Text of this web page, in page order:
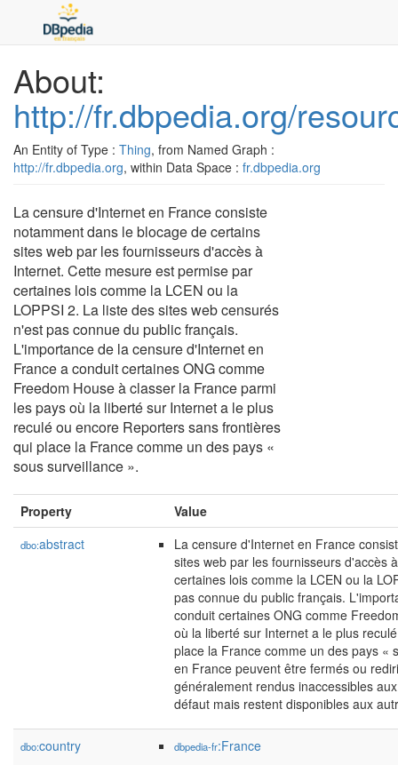
About:
http://fr.dbpedia.org/
An Entity of Type : Thing, from Named Graph :
http://fr.dbpedia.org, within Data Space : fr.dbpedia.org
La censure d'Internet en France consiste
notamment dans le blocage de certains
sites web par les fournisseurs d'accès à
Internet. Cette mesure est permise par
certaines lois comme la LCEN ou la
LOPPSI 2. La liste des sites web censurés
n'est pas connue du public français.
L'importance de la censure d'Internet en
France a conduit certaines ONG comme
Freedom House à classer la France parmi
les pays où la liberté sur Internet a le plus
reculé ou encore Reporters sans frontières
qui place la France comme un des pays «
sous surveillance ».
Property Value
dbo:abstract
La censure d'Internet en France
sites web par les fournisseurs d'accès
certaines lois comme la LCEN ou la
pas connue du public français.
conduit certaines ONG comme
où la liberté sur Internet a le plus
place la France comme un des pays «
en France peuvent être fermés ou
généralement rendus inaccessibles
défaut mais restent disponibles aux
dbo:country dbpedia-fr:France